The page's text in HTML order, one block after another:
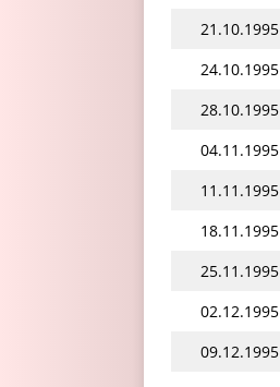
21.10.1995
24.10.1995
28.10.1995
04.11.1995
11.11.1995
18.11.1995
25.11.1995
02.12.1995
09.12.1995